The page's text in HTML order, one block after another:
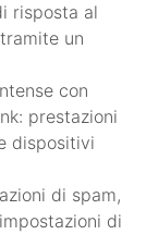
risposta al
un
con
prestazioni
dispositivi
di spam,
di